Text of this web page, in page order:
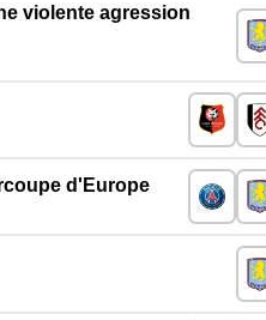
violente agression
d'Europe